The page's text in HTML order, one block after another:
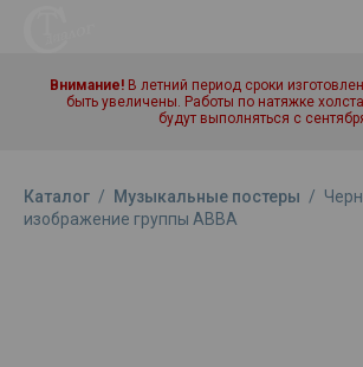
Внимание! В летний период сроки
быть увеличены. Работы по натяжке
будут выполняться с
Каталог / Музыкальные постеры /
изображение группы ABBA